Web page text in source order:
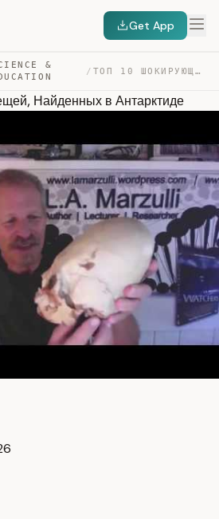
Get App
&
/ ТОП 10 ШОКИРУЮЩИХ ВЕЩЕЙ, НАЙДЕННЫХ В АНТАРКТИДЕ — TRANSCRIPT
Найденных в Антарктиде